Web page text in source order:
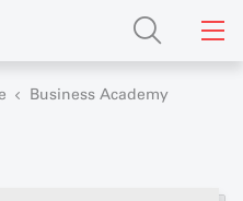
Business Academy